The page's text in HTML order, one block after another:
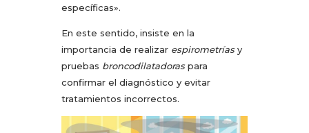
específicas».
En este sentido, insiste en la
importancia de realizar espirometríasy
pruebas broncodilatadoraspara
confirmar el diagnóstico y evitar
tratamientos incorrectos.